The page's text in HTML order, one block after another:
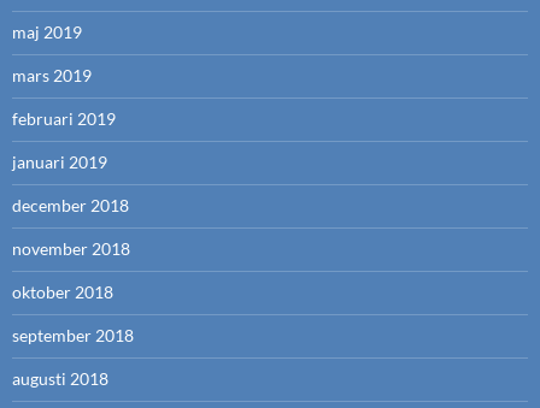
maj 2019
mars 2019
februari 2019
januari 2019
december 2018
november 2018
oktober 2018
september 2018
augusti 2018